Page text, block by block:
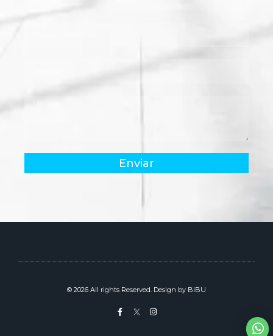
Enviar
© 2026 All rights Reserved. Design by BiBU